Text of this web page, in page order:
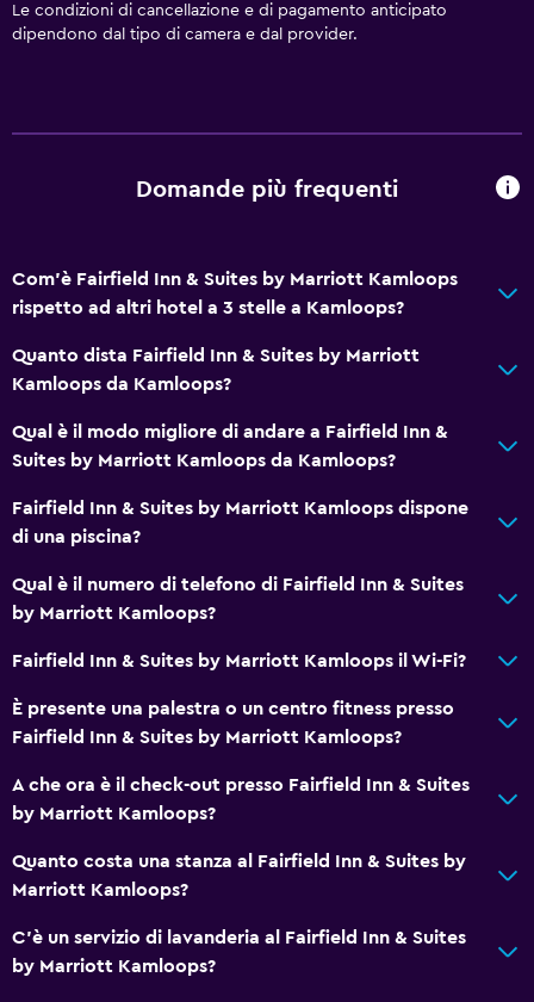
Le condizioni di cancellazione e di pagamento anticipato
dipendono dal tipo di camera e dal provider.
Domande più frequenti
Com'è Fairfield Inn & Suites by Marriott Kamloops
rispetto ad altri hotel a 3 stelle a Kamloops?
Quanto dista Fairfield Inn & Suites by Marriott
Kamloops da Kamloops?
Qual è il modo migliore di andare a Fairfield Inn &
Suites by Marriott Kamloops da Kamloops?
Fairfield Inn & Suites by Marriott Kamloops dispone
di una piscina?
Qual è il numero di telefono di Fairfield Inn & Suites
by Marriott Kamloops?
Fairfield Inn & Suites by Marriott Kamloops il Wi-Fi?
È presente una palestra o un centro fitness presso
Fairfield Inn & Suites by Marriott Kamloops?
A che ora è il check-out presso Fairfield Inn & Suites
by Marriott Kamloops?
Quanto costa una stanza al Fairfield Inn & Suites by
Marriott Kamloops?
C'è un servizio di lavanderia al Fairfield Inn & Suites
by Marriott Kamloops?